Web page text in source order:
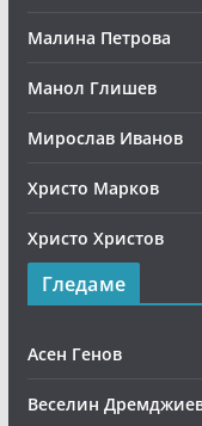
Малина Петрова
Манол Глишев
Мирослав Иванов
Христо Марков
Христо Христов
Гледаме
Асен Генов
Веселин